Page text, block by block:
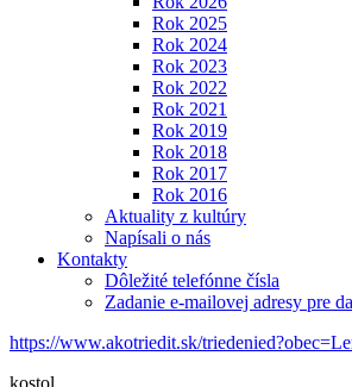
Rok 2025
Rok 2024
Rok 2023
Rok 2022
Rok 2021
Rok 2019
Rok 2018
Rok 2017
Rok 2016
Aktuality z kultúry
Napísali o nás
Kontakty
Dôležité telefónne čísla
Zadanie e-mailovej adresy pre
https://www.akotriedit.sk/
kostol